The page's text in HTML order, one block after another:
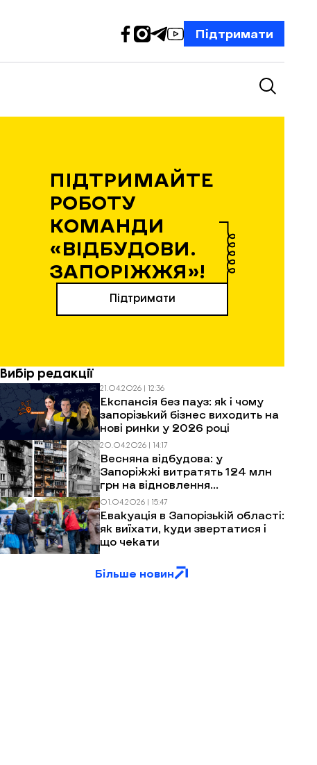
Підтримати
ПІДТРИМАЙТЕ
РОБОТУ
КОМАНДИ
«ВІДБУДОВИ.
ЗАПОРІЖЖЯ»!
Підтримати
Вибір редакції
21.04.2026 | 12:36
Експансія без пауз: як і чому
запорізький бізнес виходить на
нові ринки у 2026 році
20.04.2026 | 14:17
Весняна відбудова: у
Запоріжжі витратять 124 млн
грн на відновлення
багатоповерхівок після
обстрілів
01.04.2026 | 15:47
Евакуація в Запорізькій області:
як виїхати, куди звертатися і
що чекати
Більше новин